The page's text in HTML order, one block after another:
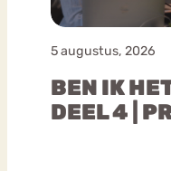
5 augustus, 2026
BEN IK
DEEL 4 |